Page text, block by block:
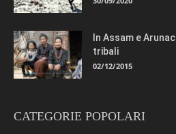
In Assam e
tribali
02/12/2015
CATEGORIE POPOLARI